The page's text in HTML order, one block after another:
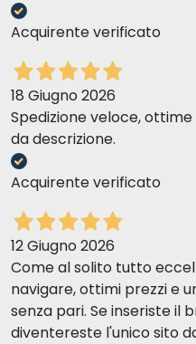
Acquirente verificato
18 Giugno 2026
Spedizione veloce,
da descrizione.
Acquirente verificato
12 Giugno 2026
Come al solito tutto
navigare, ottimi prezzi e
senza pari. Se inseriste il
diventereste l'unico sito